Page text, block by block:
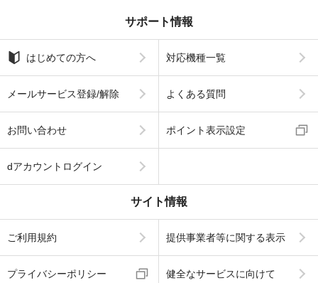
サポート情報
はじめての方へ 対応機種一覧
メールサービス登録/解除 よくある質問
お問い合わせ ポイント表示設定
dアカウントログイン
サイト情報
ご利用規約 提供事業者等に関する表示
プライバシーポリシー 健全なサービスに向けて